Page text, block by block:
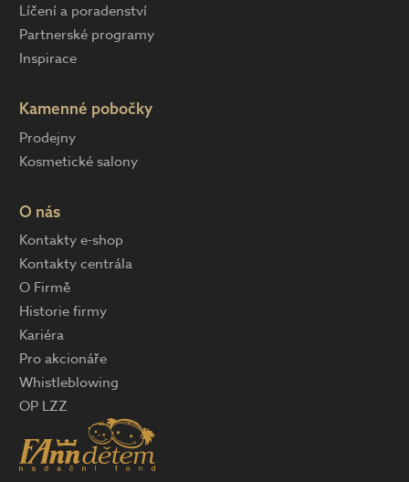
Líčení a poradenství
Partnerské programy
Inspirace
Kamenné pobočky
Prodejny
Kosmetické salony
O nás
Kontakty e-shop
Kontakty centrála
O Firmě
Historie firmy
Kariéra
Pro akcionáře
Whistleblowing
OP LZZ